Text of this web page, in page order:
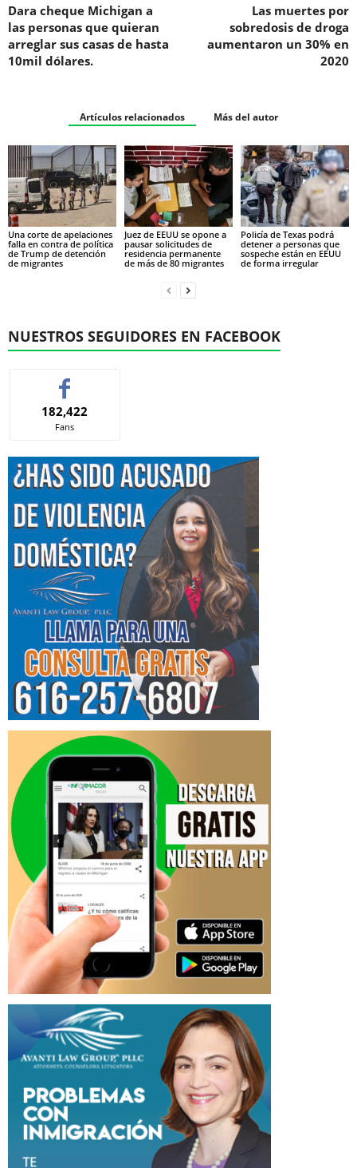
Dara cheque Michigan a
las personas que quieran
arreglar sus casas de hasta
10mil dólares.
Las muertes por
sobredosis de droga
aumentaron un 30% en
2020
Artículos relacionados Más del autor
Una corte de apelaciones
falla en contra de política
de Trump de detención
de migrantes
Juez de EEUU se opone a
pausar solicitudes de
residencia permanente
de más de 80 migrantes
Policía de Texas podrá
detener a personas que
sospeche están en EEUU
de forma irregular
NUESTROS SEGUIDORES EN FACEBOOK
182,422
Fans